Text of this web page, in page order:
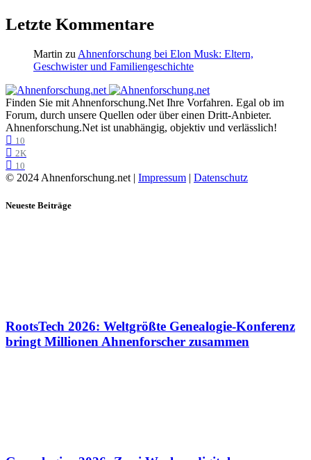
Letzte Kommentare
Martin zuAhnenforschung bei Elon Musk: Eltern,
Geschwister und Familiengeschichte
Finden Sie mit Ahnenforschung.Net Ihre Vorfahren. Egal ob im
Forum, durch unsere Quellen oder über einen Dritt-Anbieter.
Ahnenforschung.Net ist unabhängig, objektiv und verlässlich!
10
2K
10
© 2024 Ahnenforschung.net | Impressum Datenschutz
Neueste Beiträge
RootsTech 2026: Weltgrößte Genealogie-Konferenz
bringt Millionen Ahnenforscher zusammen